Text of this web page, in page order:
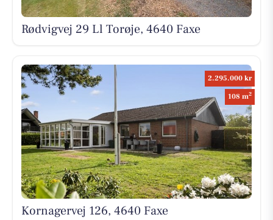
Rødvigvej 29 Ll Torøje, 4640 Faxe
2.295.000 kr
108 m2
Kornagervej 126, 4640 Faxe